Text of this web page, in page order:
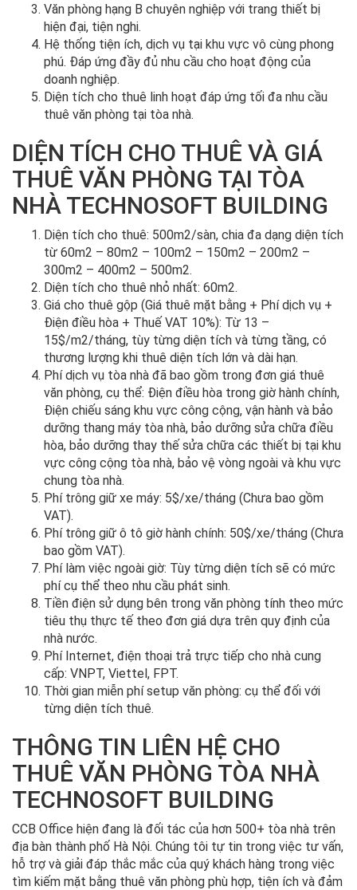
Văn phòng hạng B chuyên nghiệp với trang thiết bị
hiện đại, tiện nghi.
Hệ thống tiện ích, dịch vụ tại khu vực vô cùng phong
phú. Đáp ứng đầy đủ nhu cầu cho hoạt động của
doanh nghiệp.
Diện tích cho thuê linh hoạt đáp ứng tối đa nhu cầu
thuê văn phòng tại tòa nhà.
DIỆN TÍCH CHO THUÊ VÀ GIÁ
THUÊ VĂN PHÒNG TẠI TÒA
NHÀ TECHNOSOFT BUILDING
Diện tích cho thuê: 500m2/sàn, chia đa dạng diện tích
từ 60m2 – 80m2 – 100m2 – 150m2 – 200m2 –
300m2 – 400m2 – 500m2.
Diện tích cho thuê nhỏ nhất: 60m2.
Giá cho thuê gộp (Giá thuê mặt bằng + Phí dịch vụ +
Điện điều hòa + Thuế VAT 10%): Từ 13 –
15$/m2/tháng, tùy từng diện tích và từng tầng, có
thương lượng khi thuê diện tích lớn và dài hạn.
Phí dịch vụ tòa nhà đã bao gồm trong đơn giá thuê
văn phòng, cụ thể: Điện điều hòa trong giờ hành chính,
Điện chiếu sáng khu vực công cộng, vận hành và bảo
dưỡng thang máy tòa nhà, bảo dưỡng sửa chữa điều
hòa, bảo dưỡng thay thế sửa chữa các thiết bị tại khu
vực công cộng tòa nhà, bảo vệ vòng ngoài và khu vực
chung tòa nhà.
Phí trông giữ xe máy: 5$/xe/tháng (Chưa bao gồm
VAT).
Phí trông giữ ô tô giờ hành chính: 50$/xe/tháng (Chưa
bao gồm VAT).
Phí làm việc ngoài giờ: Tùy từng diện tích sẽ có mức
phí cụ thể theo nhu cầu phát sinh.
Tiền điện sử dụng bên trong văn phòng tính theo mức
tiêu thụ thực tế theo đơn giá dựa trên quy định của
nhà nước.
Phí Internet, điện thoại trả trực tiếp cho nhà cung
cấp: VNPT, Viettel, FPT.
Thời gian miễn phí setup văn phòng: cụ thể đối với
từng diện tích thuê.
THÔNG TIN LIÊN HỆ CHO
THUÊ VĂN PHÒNG TÒA NHÀ
TECHNOSOFT BUILDING
CCB Office hiện đang là đối tác của hơn 500+ tòa nhà trên
địa bàn thành phố Hà Nội. Chúng tôi tự tin trong việc tư vấn,
hỗ trợ và giải đáp thắc mắc của quý khách hàng trong việc
tìm kiếm mặt bằng thuê văn phòng phù hợp, tiện ích và đảm